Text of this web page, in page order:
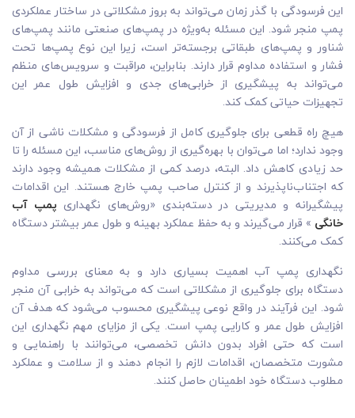
این فرسودگی با گذر زمان می‌تواند به بروز مشکلاتی در ساختار عملکردی
پمپ منجر شود. این مسئله به‌ویژه در پمپ‌های صنعتی مانند پمپ‌های
شناور و پمپ‌های طبقاتی برجسته‌تر است، زیرا این نوع پمپ‌ها تحت
فشار و استفاده مداوم قرار دارند. بنابراین، مراقبت و سرویس‌های منظم
می‌تواند به پیشگیری از خرابی‌های جدی و افزایش طول عمر این
تجهیزات حیاتی کمک کند.
هیچ راه قطعی برای جلوگیری کامل از فرسودگی و مشکلات ناشی از آن
وجود ندارد؛ اما می‌توان با بهره‌گیری از روش‌های مناسب، این مسئله را تا
حد زیادی کاهش داد. البته، درصد کمی از مشکلات همیشه وجود دارند
که اجتناب‌ناپذیرند و از کنترل صاحب پمپ خارج هستند. این اقدامات
پیشگیرانه و مدیریتی در دسته‌بندی «روش‌های نگهداری پمپ آب
خانگی » قرار می‌گیرند و به حفظ عملکرد بهینه و طول عمر بیشتر دستگاه
کمک می‌کنند.
نگهداری پمپ آب اهمیت بسیاری دارد و به معنای بررسی مداوم
دستگاه برای جلوگیری از مشکلاتی است که می‌تواند به خرابی آن منجر
شود. این فرآیند در واقع نوعی پیشگیری محسوب می‌شود که هدف آن
افزایش طول عمر و کارایی پمپ است. یکی از مزایای مهم نگهداری این
است که حتی افراد بدون دانش تخصصی، می‌توانند با راهنمایی و
مشورت متخصصان، اقدامات لازم را انجام دهند و از سلامت و عملکرد
مطلوب دستگاه خود اطمینان حاصل کنند.